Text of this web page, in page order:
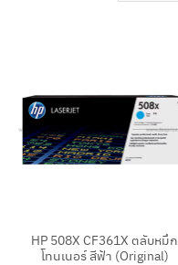
HP 508X CF361X ตลับหมึก
โทนเนอร์ สีฟ้า (Original)